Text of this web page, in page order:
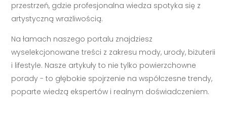
przestrzeń, gdzie profesjonalna wiedza spotyka się z
artystyczną wrażliwością.
Na łamach naszego portalu znajdziesz
wyselekcjonowane treści z zakresu mody, urody, biżuterii
i lifestyle. Nasze artykuły to nie tylko powierzchowne
porady - to głębokie spojrzenie na współczesne trendy,
poparte wiedzą ekspertów i realnym doświadczeniem.